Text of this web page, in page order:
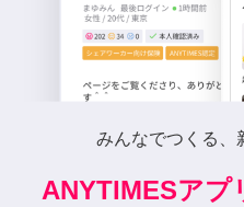
みんなでつくる、
ANYTIMESアプ